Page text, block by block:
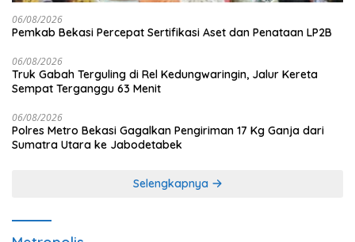
06/08/2026
Pemkab Bekasi Percepat Sertifikasi Aset dan Penataan LP2B
06/08/2026
Truk Gabah Terguling di Rel Kedungwaringin, Jalur Kereta
Sempat Terganggu 63 Menit
06/08/2026
Polres Metro Bekasi Gagalkan Pengiriman 17 Kg Ganja dari
Sumatra Utara ke Jabodetabek
Selengkapnya